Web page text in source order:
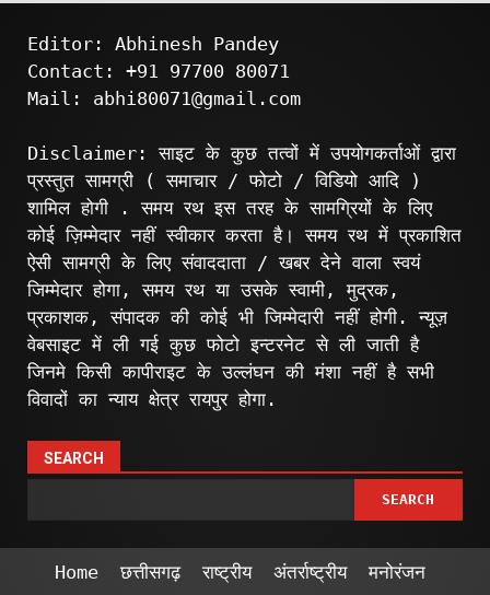
Editor: Abhinesh Pandey
Contact: +91 97700 80071
Mail: abhi80071@gmail.com
Disclaimer: साइट के कुछ तत्वों में उपयोगकर्ताओं द्वारा
प्रस्तुत सामग्री ( समाचार / फोटो / विडियो आदि )
शामिल होगी . समय रथ इस तरह के सामग्रियों के लिए
कोई ज़िम्मेदार नहीं स्वीकार करता है। समय रथ में प्रकाशित
ऐसी सामग्री के लिए संवाददाता / खबर देने वाला स्वयं
जिम्मेदार होगा, समय रथ या उसके स्वामी, मुद्रक,
प्रकाशक, संपादक की कोई भी जिम्मेदारी नहीं होगी. न्यूज़
वेबसाइट में ली गई कुछ फोटो इन्टरनेट से ली जाती है
जिनमे किसी कापीराइट के उल्लंघन की मंशा नहीं है सभी
विवादों का न्याय क्षेत्र रायपुर होगा.
SEARCH
SEARCH
Home छत्तीसगढ़ राष्ट्रीय अंतर्राष्ट्रीय मनोरंजन